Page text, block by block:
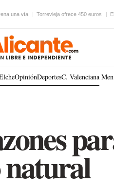
una vía Torrevieja ofrece 450 euros
OpiniónDeportesC. Valenciana